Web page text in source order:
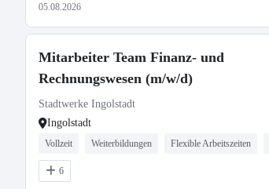
05.08.2026
Mitarbeiter Team Finanz- und
Rechnungswesen (m/w/d)
Stadtwerke Ingolstadt
Ingolstadt
Vollzeit Weiterbildungen Flexible Arbeitszeiten
6